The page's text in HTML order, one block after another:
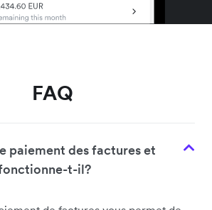
FAQ
paiement des factures et
t-il?